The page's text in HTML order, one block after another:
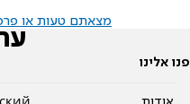
מצאתם טעות או
פנו אלינו